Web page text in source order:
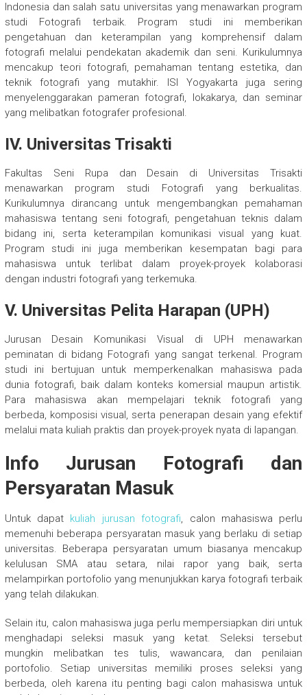
Indonesia dan salah satu universitas yang menawarkan program
studi Fotografi terbaik. Program studi ini memberikan
pengetahuan dan keterampilan yang komprehensif dalam
fotografi melalui pendekatan akademik dan seni. Kurikulumnya
mencakup teori fotografi, pemahaman tentang estetika, dan
teknik fotografi yang mutakhir. ISI Yogyakarta juga sering
menyelenggarakan pameran fotografi, lokakarya, dan seminar
yang melibatkan fotografer profesional.
IV. Universitas Trisakti
Fakultas Seni Rupa dan Desain di Universitas Trisakti
menawarkan program studi Fotografi yang berkualitas.
Kurikulumnya dirancang untuk mengembangkan pemahaman
mahasiswa tentang seni fotografi, pengetahuan teknis dalam
bidang ini, serta keterampilan komunikasi visual yang kuat.
Program studi ini juga memberikan kesempatan bagi para
mahasiswa untuk terlibat dalam proyek-proyek kolaborasi
dengan industri fotografi yang terkemuka.
V. Universitas Pelita Harapan (UPH)
Jurusan Desain Komunikasi Visual di UPH menawarkan
peminatan di bidang Fotografi yang sangat terkenal. Program
studi ini bertujuan untuk memperkenalkan mahasiswa pada
dunia fotografi, baik dalam konteks komersial maupun artistik.
Para mahasiswa akan mempelajari teknik fotografi yang
berbeda, komposisi visual, serta penerapan desain yang efektif
melalui mata kuliah praktis dan proyek-proyek nyata di lapangan.
Info Jurusan Fotografi dan
Persyaratan Masuk
Untuk dapat kuliah jurusan fotografi, calon mahasiswa perlu
memenuhi beberapa persyaratan masuk yang berlaku di setiap
universitas. Beberapa persyaratan umum biasanya mencakup
kelulusan SMA atau setara, nilai rapor yang baik, serta
melampirkan portofolio yang menunjukkan karya fotografi terbaik
yang telah dilakukan.
Selain itu, calon mahasiswa juga perlu mempersiapkan diri untuk
menghadapi seleksi masuk yang ketat. Seleksi tersebut
mungkin melibatkan tes tulis, wawancara, dan penilaian
portofolio. Setiap universitas memiliki proses seleksi yang
berbeda, oleh karena itu penting bagi calon mahasiswa untuk